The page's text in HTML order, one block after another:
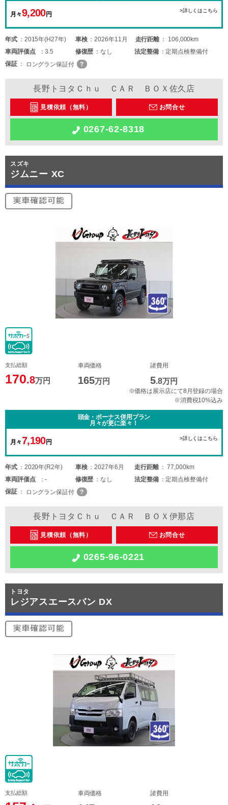
月々9,200円
>詳しくはこちら
年式 2015年(H27年) 車検 2026年11月 走行距離
106,000km
車両評価点 3.5 修復歴 なし 法定整備
定期点検整備付
保証
ロングラン保証付
長野トヨタＣｈｕ ＣＡＲ ＢＯＸ佐久店
見積依頼（無料） お問合せ
0267-62-8318
スズキ
ジムニー XC
支払総額
170.8万円
車両価格
165万円
諸費用
5.8万円
※価格は展示店にて8月登録の場合
※消費税10%込み
頭金・ボーナス併用プラン
月々が更に楽々！
月々7,190円
>詳しくはこちら
年式 2020年(R2年) 車検 2027年6月 走行距離
77,000km
車両評価点 - 修復歴 なし 法定整備
定期点検整備付
保証
ロングラン保証付
長野トヨタＣｈｕ ＣＡＲ ＢＯＸ伊那店
見積依頼（無料） お問合せ
0265-96-0221
トヨタ
レジアスエースバン DX
支払総額 車両価格 諸費用